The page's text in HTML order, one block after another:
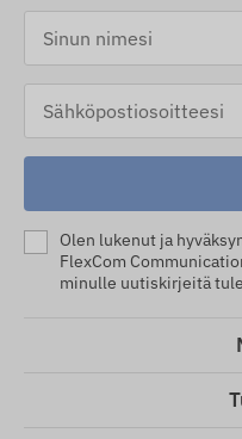
Olen lukenut ja
FlexCom
minulle uutiskirjeitä